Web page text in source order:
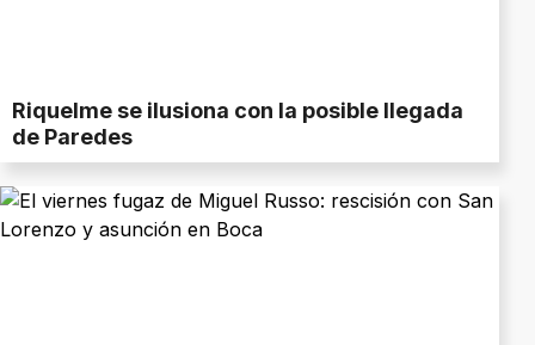
Riquelme se ilusiona con la posible llegada
de Paredes